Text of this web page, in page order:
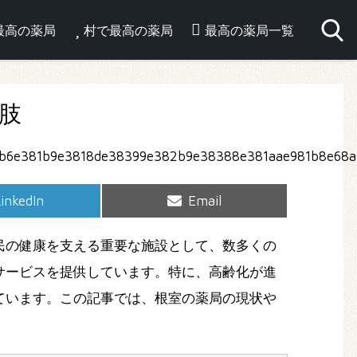
高の薬局 村で最高の薬局 最高の薬局一覧
Share
Email
健康を支える重要な施設として、数多くの
ビスを提供しています。特に、高齢化が進
ます。この記事では、根室の薬局の現状や